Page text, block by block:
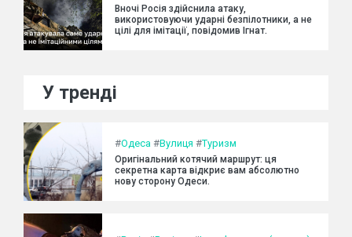
Вночі Росія здійснила атаку,
використовуючи ударні безпілотники, а не
цілі для імітації, повідомив Ігнат.
У тренді
#Одеса #Вулиця #Туризм
Оригінальний котячий маршрут: ця
секретна карта відкриє вам абсолютно
нову сторону Одеси.